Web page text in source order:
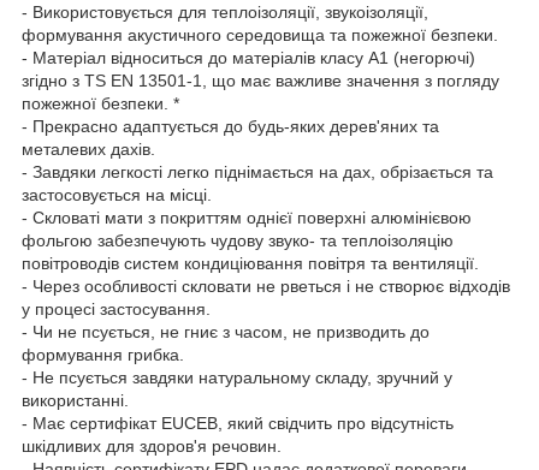
- Використовується для теплоізоляції, звукоізоляції,
формування акустичного середовища та пожежної безпеки.
- Матеріал відноситься до матеріалів класу А1 (негорючі)
згідно з TS EN 13501-1, що має важливе значення з погляду
пожежної безпеки. *
- Прекрасно адаптується до будь-яких дерев'яних та
металевих дахів.
- Завдяки легкості легко піднімається на дах, обрізається та
застосовується на місці.
- Скловаті мати з покриттям однієї поверхні алюмінієвою
фольгою забезпечують чудову звуко- та теплоізоляцію
повітроводів систем кондиціювання повітря та вентиляції.
- Через особливості скловати не рветься і не створює відходів
у процесі застосування.
- Чи не псується, не гниє з часом, не призводить до
формування грибка.
- Не псується завдяки натуральному складу, зручний у
використанні.
- Має сертифікат EUCEB, який свідчить про відсутність
шкідливих для здоров'я речовин.